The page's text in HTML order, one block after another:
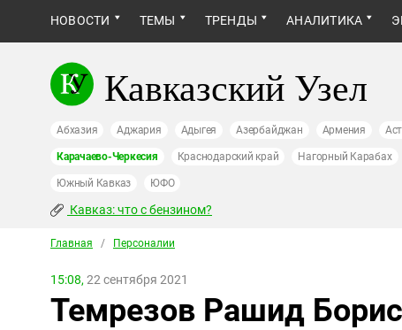
НОВОСТИ ТЕМЫ ТРЕНДЫ АНАЛИТИКА
Кавказский Узел
Абхазия Аджария Адыгея Азербайджан Армения
Карачаево-Черкесия Краснодарский край Нагорный Карабах
Южный Кавказ ЮФО
Кавказ: что с бензином?
Главная / Персоналии
15:08, 22 сентября 2021
Темрезов Рашид